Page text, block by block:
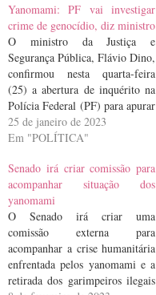
Yanomami: PF vai investigar
crime de genocídio, diz ministro
O ministro da Justiça e
Segurança Pública, Flávio Dino,
confirmou nesta quarta-feira
(25) a abertura de inquérito na
Polícia Federal (PF) para apurar
o crime de genocídio contra o
povo Yanomami, em Roraima,
últimos anos, com mortes por
desnutrição e proliferação de
doenças como…
25 de janeiro de 2023
Em "POLÍTICA"
Senado irá criar comissão para
acompanhar situação dos
yanomami
O Senado irá criar uma
comissão externa para
acompanhar a crise humanitária
enfrentada pelos yanomami e a
retirada dos garimpeiros ilegais